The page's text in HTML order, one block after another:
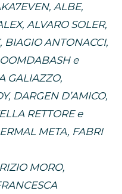
ALBE,
ALVARO SOLER,
BIAGIO ANTONACCI,
e
GALIAZZO,
DARGEN D’AMICO,
RETTORE e
META, FABRI
MORO,